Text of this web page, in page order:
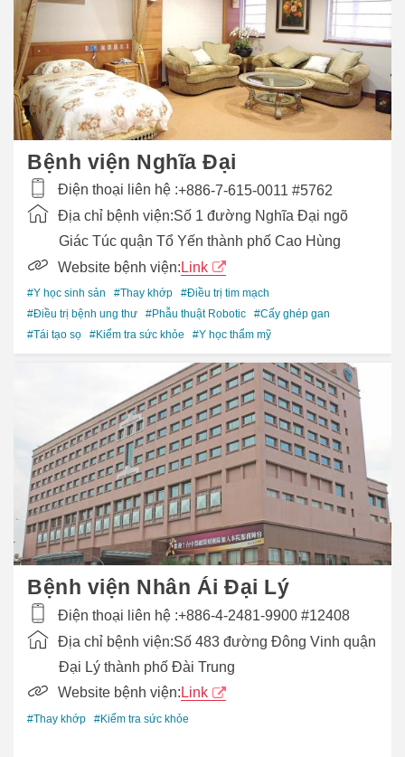
Bệnh viện Nghĩa Đại
Điện thoại liên hệ :+886-7-615-0011 #5762
Địa chỉ bệnh viện:Số 1 đường Nghĩa Đại ngõ
Giác Túc quận Tổ Yến thành phố Cao Hùng
Website bệnh viện: Link
#Y học sinh sản #Thay khớp
#Điều trị tim mạch
#Điều trị bệnh ung thư
#Phẫu thuật Robotic
#Cấy ghép gan
#Tái tạo sọ
#Kiểm tra sức khỏe #Y học thẩm mỹ
Bệnh viện Nhân Ái Đại Lý
Điện thoại liên hệ :+886-4-2481-9900 #12408
Địa chỉ bệnh viện:Số 483 đường Đông Vinh quận
Đại Lý thành phố Đài Trung
Website bệnh viện: Link
#Thay khớp #Kiểm tra sức khỏe